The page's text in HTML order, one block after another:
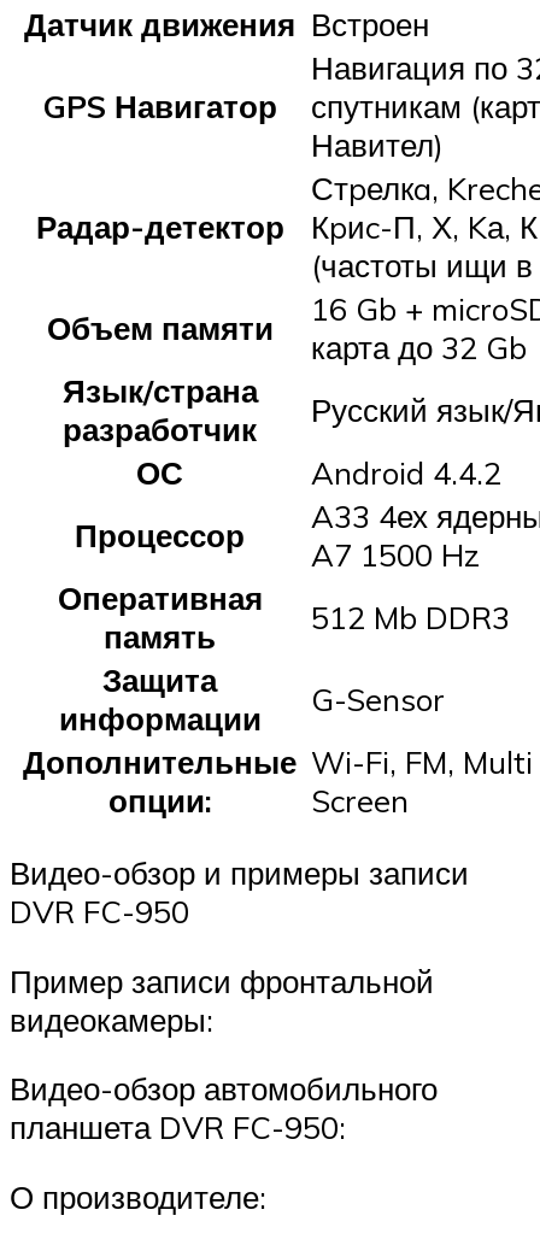
Датчик движения Встроен
GPS Навигатор
Навигация по
спутникам
Навител)
Радар-детектор
Стpелкa,
Кpиc-П, Х, Kа,
(частоты ищи в
Объем памяти
16 Gb +
карта до 32 Gb
Язык/страна
разработчик
Русский язык/
ОС
Android 4.4.2
Процессор
A33 4ех
A7 1500 Hz
Оперативная
память
512 Mb DDR3
Защита
информации
G-Sensor
Дополнительные
опции:
Wi-Fi, FM,
Screen
Видео-обзор и примеры записи
DVR FC-950
Пример записи фронтальной
видеокамеры:
Видео-обзор автомобильного
планшета DVR FC-950:
О производителе: